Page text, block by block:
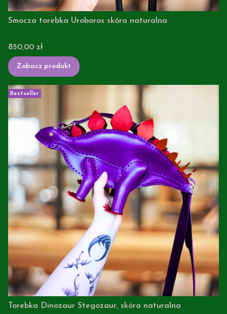
Smocza torebka Uroboros skóra naturalna
Cena
850,00 zł
Zobacz produkt
Bestseller
Torebka Dinozaur Stegozaur, skóra naturalna